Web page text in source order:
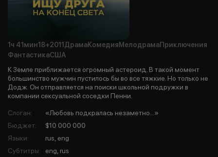
1ч 41мин18+2011 ДрамаКомедия МелодрамаПриключения
ФантастикаСША
К Земле приближается огромный астероид. В такой момент
большинство мужчин пустилось бы во все тяжкие. Но только не
Додж. Он отправляется на поиски школьной подружки в
компании сексуальной соседки Пенни.
Слоган:
«Любовь подкралась незаметно...»
Бюджет:
$10 000 000
Языки:
rus, eng
Субтитры:
eng, rus